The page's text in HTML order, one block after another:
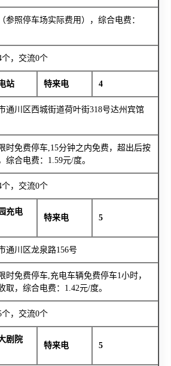
参照停车场实际费用），综合电费：
个，交流0个
站 特来电 4
通川区西城街道荷叶街318号达州宾馆
时免费停车,15分钟之内免费，超出后按
合电费：1.59元/度。
个，交流0个
充电
特来电 5
通川区龙泉路156号
时免费停车,充电车辆免费停车1小时，
取，综合电费：1.42元/度。
个，交流0个
剧院
特来电 5